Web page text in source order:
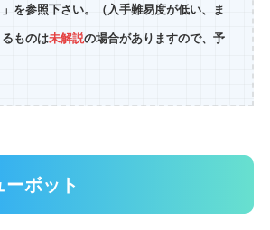
を参照下さい。（入手難易度が低い、ま
ものは未解説の場合がありますので、予
ボット